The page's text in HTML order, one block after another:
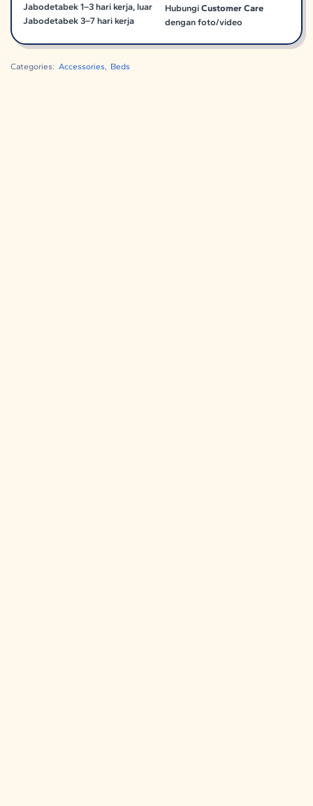
Jabodetabek 1–3 hari kerja, luar
Jabodetabek 3–7 hari kerja
HubungiCustomer Care
dengan foto/video
Categories: Accessories, Beds